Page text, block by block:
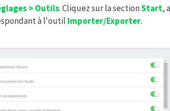
> Outils. Cliquez sur la sectionStart,
à l'outil Importer/Exporter.